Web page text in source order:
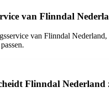
van Flinndal
van Flinndal
Flinndal